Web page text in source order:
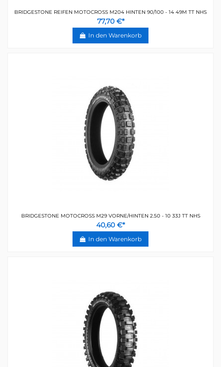
BRIDGESTONE REIFEN MOTOCROSS M204 HINTEN 90/100 - 14 49M TT NHS
77,70 €*
In den Warenkorb
BRIDGESTONE MOTOCROSS M29 VORNE/HINTEN 2.50 - 10 33J TT NHS
40,60 €*
In den Warenkorb